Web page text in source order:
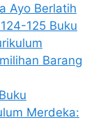
Ayo Berlatih
125 Buku
Barang
Merdeka: